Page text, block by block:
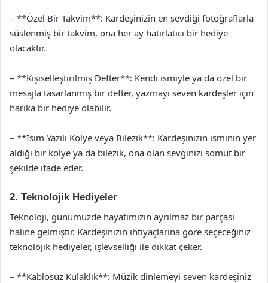
– **Özel Bir Takvim**: Kardeşinizin en sevdiği fotoğraflarla
süslenmiş bir takvim, ona her ay hatırlatıcı bir hediye
olacaktır.
– **Kişiselleştirilmiş Defter**: Kendi ismiyle ya da özel bir
mesajla tasarlanmış bir defter, yazmayı seven kardeşler için
harika bir hediye olabilir.
– **İsim Yazılı Kolye veya Bilezik**: Kardeşinizin isminin yer
aldığı bir kolye ya da bilezik, ona olan sevginizi somut bir
şekilde ifade eder.
2. Teknolojik Hediyeler
Teknoloji, günümüzde hayatımızın ayrılmaz bir parçası
haline gelmiştir. Kardeşinizin ihtiyaçlarına göre seçeceğiniz
teknolojik hediyeler, işlevselliği ile dikkat çeker.
– **Kablosuz Kulaklık**: Müzik dinlemeyi seven kardeşiniz